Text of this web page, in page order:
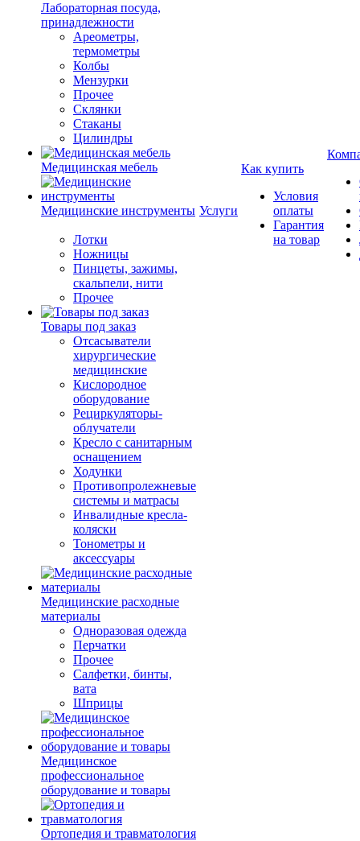
Лабораторная посуда,
принадлежности
Ареометры,
термометры
Колбы
Мензурки
Прочее
Склянки
Стаканы
Цилиндры
Медицинская мебель
Медицинские инструменты
Лотки
Ножницы
Пинцеты, зажимы,
скальпели, нити
Прочее
Товары под заказ
Отсасыватели
хирургические
медицинские
Кислородное
оборудование
Рециркуляторы-
облучатели
Кресло с санитарным
оснащением
Ходунки
Противопролежневые
системы и матрасы
Инвалидные кресла-
коляски
Тонометры и
аксессуары
Медицинские расходные
материалы
Одноразовая одежда
Перчатки
Прочее
Салфетки, бинты,
вата
Шприцы
Медицинское
профессиональное
оборудование и товары
Ортопедия и травматология
Услуги
Как купить
Условия
оплаты
Гарантия
на товар